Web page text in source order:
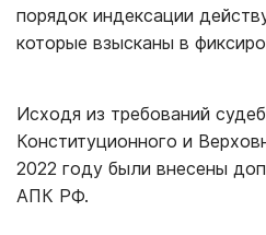
порядок индексации
которые взысканы в
Исходя из требований
Конституционного и
2022 году были внесены
АПК РФ.